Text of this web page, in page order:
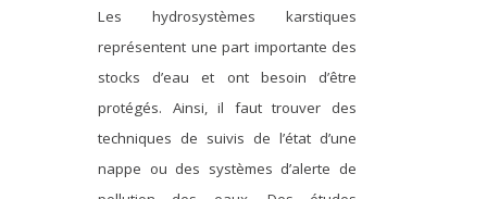
SOFTWARE
THESES
WORKING PAPERS
Les hydrosystèmes karstiques
représentent une part importante des
stocks d’eau et ont besoin d’être
protégés. Ainsi, il faut trouver des
techniques de suivis de l’état d’une
nappe ou des systèmes d’alerte de